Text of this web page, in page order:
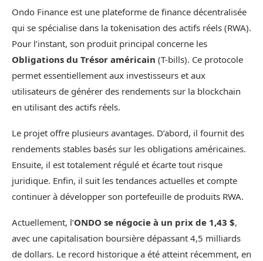
Ondo Finance est une plateforme de finance décentralisée
qui se spécialise dans la tokenisation des actifs réels (RWA).
Pour l’instant, son produit principal concerne les
Obligations du Trésor américain (T-bills). Ce protocole
permet essentiellement aux investisseurs et aux
utilisateurs de générer des rendements sur la blockchain
en utilisant des actifs réels.
Le projet offre plusieurs avantages. D’abord, il fournit des
rendements stables basés sur les obligations américaines.
Ensuite, il est totalement régulé et écarte tout risque
juridique. Enfin, il suit les tendances actuelles et compte
continuer à développer son portefeuille de produits RWA.
Actuellement, l’ONDO se négocie à un prix de 1,43 $,
avec une capitalisation boursière dépassant 4,5 milliards
de dollars. Le record historique a été atteint récemment, en